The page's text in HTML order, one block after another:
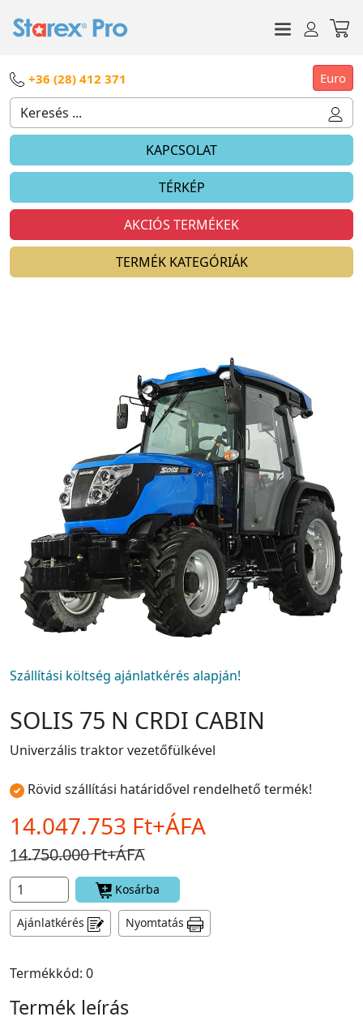
+36 (28) 412 371 Euro
KAPCSOLAT
TÉRKÉP
AKCIÓS TERMÉKEK
TERMÉK KATEGÓRIÁK
Szállítási költség ajánlatkérés alapján!
SOLIS 75 N CRDI CABIN
Univerzális traktor vezetőfülkével
Rövid szállítási határidővel rendelhető termék!
14.047.753 Ft+ÁFA
14.750.000 Ft+ÁFA
Kosárba
Ajánlatkérés Nyomtatás
Termékkód: 0
Termék leírás